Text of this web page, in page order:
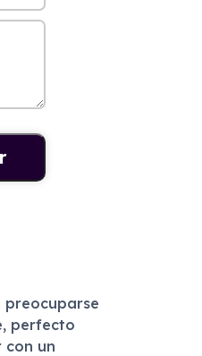
preocuparse
perfecto
con un